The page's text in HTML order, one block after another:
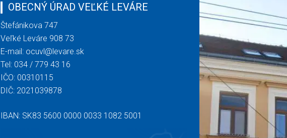
OBECNÝ ÚRAD VEĽKÉ LEVÁRE
Štefánikova 747
Veľké Leváre 908 73
E-mail: ocuvl@levare.sk
Tel: 034 / 779 43 16
IČO: 00310115
DIČ: 2021039878
IBAN: SK83 5600 0000 0033 1082 5001